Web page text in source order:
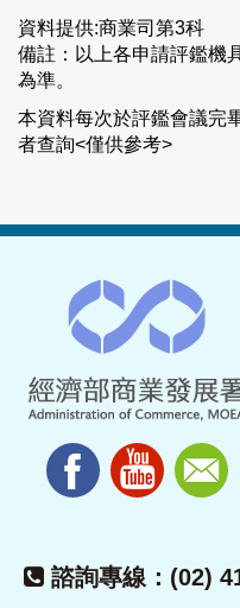
資料提供:商業司第3科
備註：以上各申請評鑑機
為準。
本資料每次於評鑑會議完
者查詢<僅供參考>
諮詢專線：(02)